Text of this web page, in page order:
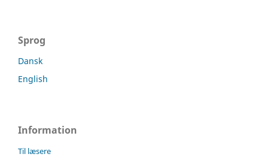
Sprog
Dansk
English
Information
Til læsere